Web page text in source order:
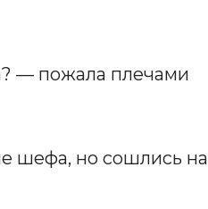
— пожала плечами
шефа, но сошлись на